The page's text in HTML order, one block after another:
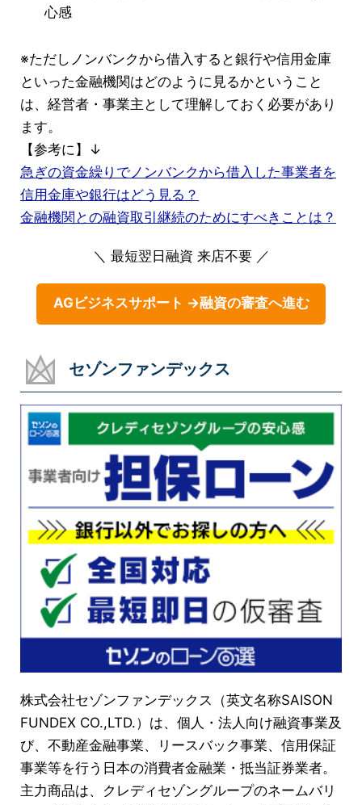
心感
※ただしノンバンクから借入すると銀行や信用金庫
といった金融機関はどのように見るかということ
は、経営者・事業主として理解しておく必要があり
ます。
【参考に】↓
急ぎの資金繰りでノンバンクから借入した事業者を
信用金庫や銀行はどう見る？
金融機関との融資取引継続のためにすべきことは？
＼ 最短翌日融資 来店不要 ／
AGビジネスサポート →融資の審査へ進む
セゾンファンデックス
株式会社セゾンファンデックス（英文名称SAISON
FUNDEX CO.,LTD.）は、個人・法人向け融資事業及
び、不動産金融事業、リースバック事業、信用保証
事業等を行う日本の消費者金融業・抵当証券業者。
主力商品は、クレディセゾングループのネームバリ